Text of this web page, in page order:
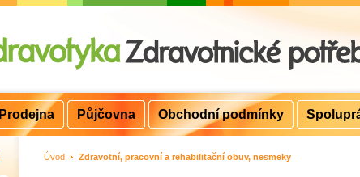
Úvod > Zdravotní, pracovní a rehabilitační obuv, nesmeky
Prodejna Půjčovna Obchodní podmínky